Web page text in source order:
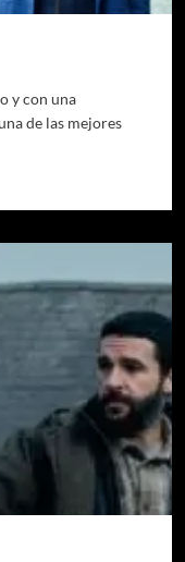
y con una
de las mejores